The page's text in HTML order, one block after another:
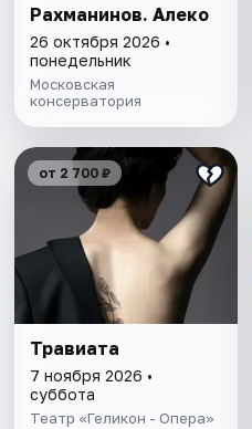
Рахманинов. Алеко
26 октября 2026 •
понедельник
Московская
консерватория
от 2 700 ₽
Травиата
7 ноября 2026 •
суббота
Театр «Геликон - Опера»